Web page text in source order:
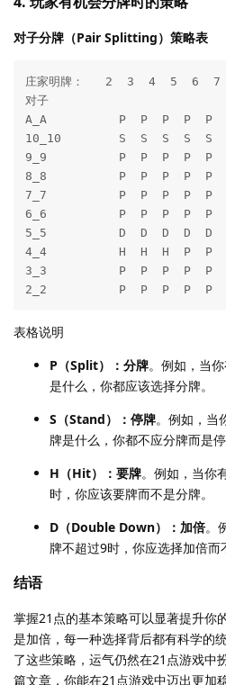
对子分牌（Pair Splitting）策略表
庄家明牌：   2  3  4  5  6
对子
A_A          P  P  P  P  P
10_10        S  S  S  S  S
9_9          P  P  P  P  P
8_8          P  P  P  P  P
7_7          P  P  P  P  P
6_6          P  P  P  P  P
5_5          D  D  D  D  D
4_4          H  H  H  P  P
3_3          P  P  P  P  P
表格说明
P（Split）：分牌。例如，当
是什么，你都应该选择分牌。
S（Stand）：停牌。例如，当
牌是什么，你都不应分牌而是停
H（Hit）：要牌。例如，当你
时，你应该要牌而不是分牌。
D（Double Down）：加倍。
牌不超过9时，你应选择加倍而
结语
掌握21点的基本策略可以显著提升你
是加倍，每一种选择背后都有科学的
了这些策略，运气仍然在21点游戏中
篇文章，你能在21点游戏中迈出更加